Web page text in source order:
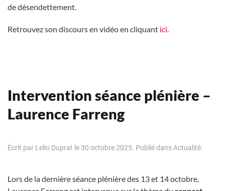
de désendettement.
Retrouvez son discours en vidéo en cliquant ici.
Intervention séance plénière –
Laurence Farreng
Écrit par Lelio Duprat le 30 octobre 2025. Publié dansActualité.
Lors de la dernière séance plénière des 13 et 14 octobre,